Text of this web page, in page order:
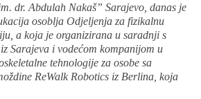
dr. Abdulah Nakaš” Sarajevo, danas je
osoblja Odjeljenja za fizikalnu
a koja je organizirana u saradnji s
Sarajeva i vodećom kompanijom u
tehnologije za osobe sa
ReWalk Robotics iz Berlina, koja